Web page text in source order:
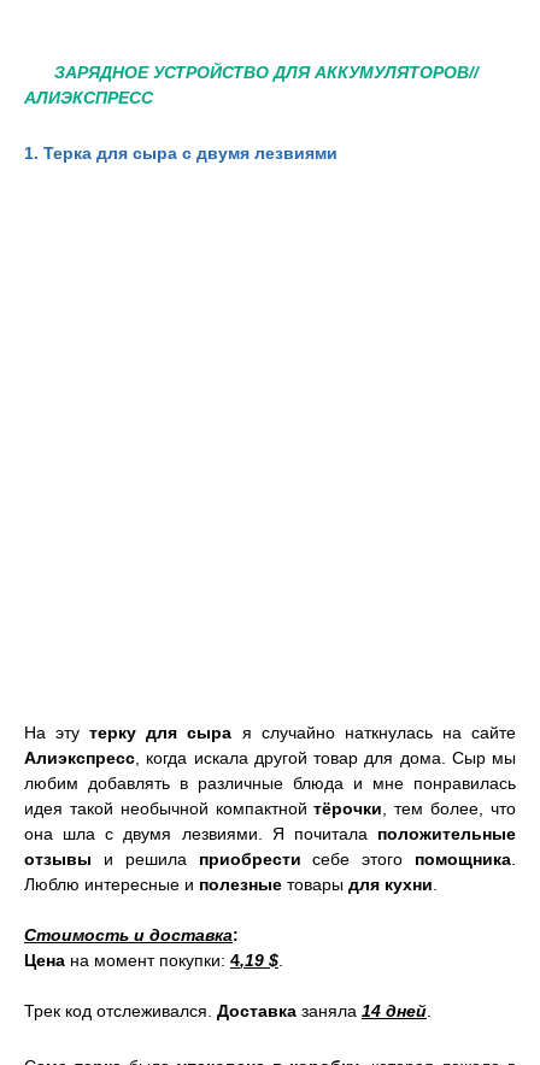
ЗАРЯДНОЕ УСТРОЙСТВО ДЛЯ АККУМУЛЯТОРОВ//
АЛИЭКСПРЕСС
1. Терка для сыра с двумя лезвиями
На этутерку для сыра я случайно наткнулась на сайте
Алиэкспресс, когда искала другой товар для дома. Сыр мы
любим добавлять в различные блюда и мне понравилась
идея такой необычной компактнойтёрочки, тем более, что
она шла с двумя лезвиями. Я почитала положительные
отзывы и решила приобрести себе этого помощника.
Люблю интересные и полезные товары для кухни.
Стоимость и доставка:
Цена на момент покупки: 4,19 $.
Трек код отслеживался. Доставка заняла 14 дней.